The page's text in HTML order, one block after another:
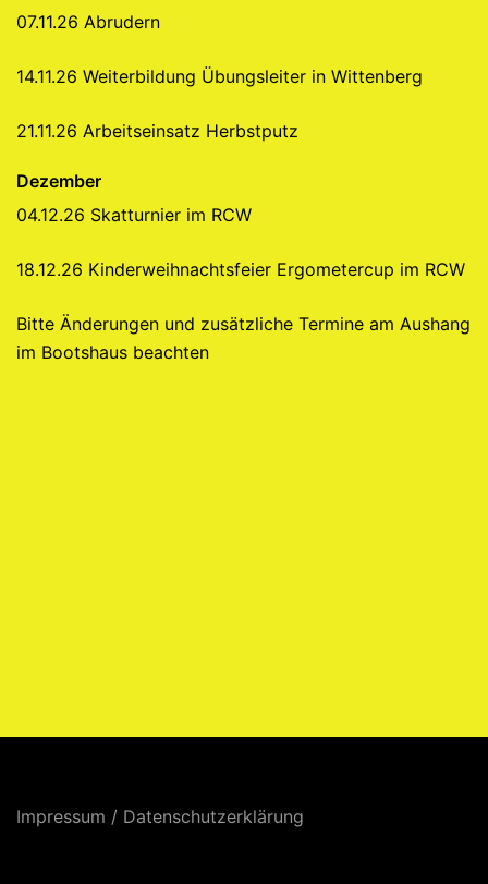
07.11.26 Abrudern
14.11.26 Weiterbildung Übungsleiter in Wittenberg
21.11.26 Arbeitseinsatz Herbstputz
Dezember
04.12.26 Skatturnier im RCW
18.12.26 Kinderweihnachtsfeier Ergometercup im RCW
Bitte Änderungen und zusätzliche Termine am Aushang
im Bootshaus beachten
Impressum / Datenschutzerklärung